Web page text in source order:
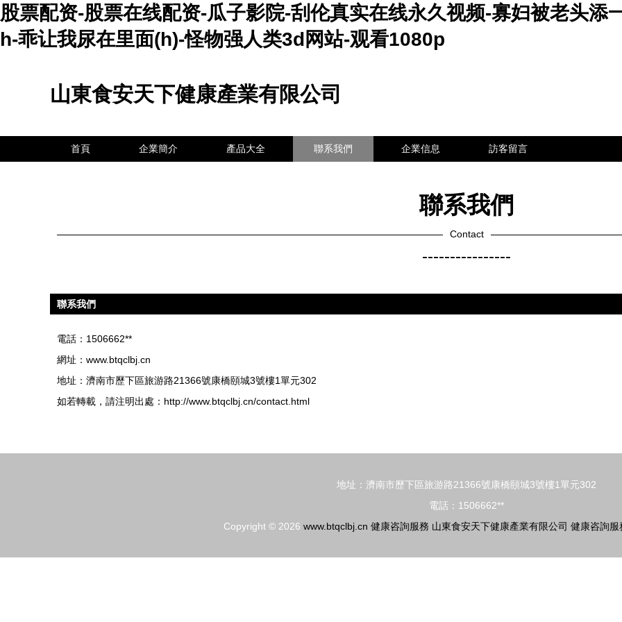
股票配资-股票在线配资-瓜子影院-刮伦真实在线永久视频-寡妇被老头添
h-乖让我尿在里面(h)-怪物强人类3d网站-观看1080p
山東食安天下健康產業有限公司
首頁 企業簡介 產品大全 聯系我們 企業信息 訪客留言
聯系我們
Contact
----------------
聯系我們
電話：1506662**
網址： www.btqclbj.cn
地址：濟南市歷下區旅游路21366號康橋頤城3號樓1單元302
如若轉載，請注明出處：http://www.btqclbj.cn/contact.html
地址：濟南市歷下區旅游路21366號康橋頤城3號樓1單元302
電話：1506662**
Copyright © 2026 www.btqclbj.cn 健康咨詢服務 山東食安天下健康產業有限公司 健康咨詢服